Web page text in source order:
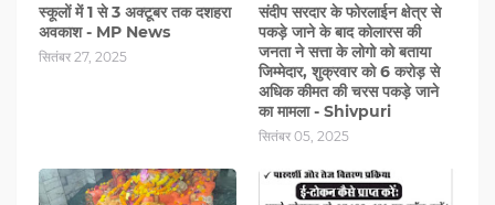
स्कूलों में 1 से 3 अक्टूबर तक दशहरा
अवकाश - MP News
सितंबर 27, 2025
संदीप सरदार के फोरलाईन क्षेत्र से
पकड़े जाने के बाद कोलारस की
जनता ने सत्ता के लोगो को बताया
जिम्मेदार, शुक्रवार को 6 करोड़ से
अधिक कीमत की चरस पकड़े जाने
का मामला - Shivpuri
सितंबर 05, 2025